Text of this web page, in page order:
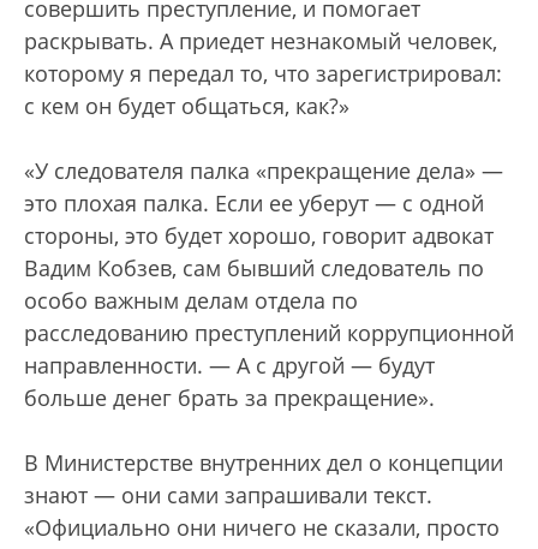
совершить преступление, и помогает
раскрывать. А приедет незнакомый человек,
которому я передал то, что зарегистрировал:
с кем он будет общаться, как?»
«У следователя палка «прекращение дела» —
это плохая палка. Если ее уберут — с одной
стороны, это будет хорошо, говорит адвокат
Вадим Кобзев, сам бывший следователь по
особо важным делам отдела по
расследованию преступлений коррупционной
направленности. — А с другой — будут
больше денег брать за прекращение».
В Министерстве внутренних дел о концепции
знают — они сами запрашивали текст.
«Официально они ничего не сказали, просто